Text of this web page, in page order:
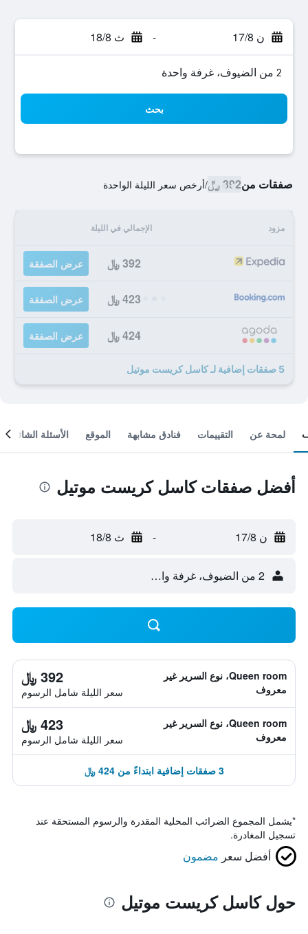
ن 17/8 - ث 18/8
2 من الضيوف، غرفة واحدة
بحث
صفقات من392 ﷼ /أرخص سعر الليلة الواحدة
مزود الإجمالي في الليلة
392 ﷼ عرض الصفقة
423 ﷼ عرض الصفقة
424 ﷼ عرض الصفقة
5 صفقات إضافية لـ كاسل كريست موتيل
لمحة عن التقييمات فنادق مشابهة الموقع الأسئلة الشائعة
أفضل صفقات كاسل كريست موتيل
ن 17/8 - ث 18/8
2 من الضيوف، غرفة واحدة
Queen room، نوع السرير غير
معروف
392 ﷼
سعر الليلة شامل الرسوم
Queen room، نوع السرير غير
معروف
423 ﷼
سعر الليلة شامل الرسوم
3 صفقات إضافية ابتداءً من 424 ﷼
*يشمل المجموع الضرائب المحلية المقدرة والرسوم المستحقة عند
تسجيل المغادرة.
أفضل سعر مضمون
حول كاسل كريست موتيل